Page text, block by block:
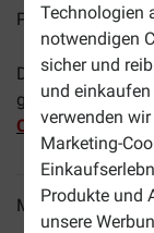
Technologien
notwendigen
sicher und
und
verwenden
Marketing-
Produkte und
unsere
Preise inkl.
Dieses Produkt
genommen.
Croque Senior
Mehr